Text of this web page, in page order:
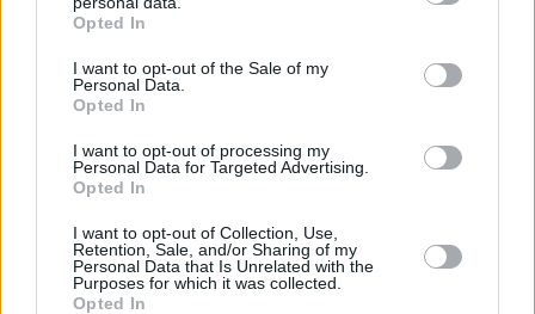
grant or deny consent to Google and its third-party tags to
use your data for below specified purposes in below Google
consent section.
Opted In
I want to opt-out of the Sale of my
Personal Data.
Opted In
I want to opt-out of processing my
Personal Data for Targeted Advertising.
Opted In
I want to opt-out of Collection, Use,
Retention, Sale, and/or Sharing of my
Personal Data that Is Unrelated with the
Purposes for which it was collected.
Opted In